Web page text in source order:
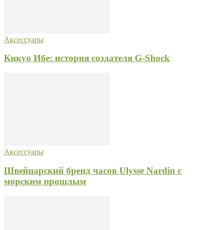
Аксессуары
Кикуо Ибе: история создателя G-Shock
Аксессуары
Швейцарский бренд часов Ulysse Nardin с
морским прошлым